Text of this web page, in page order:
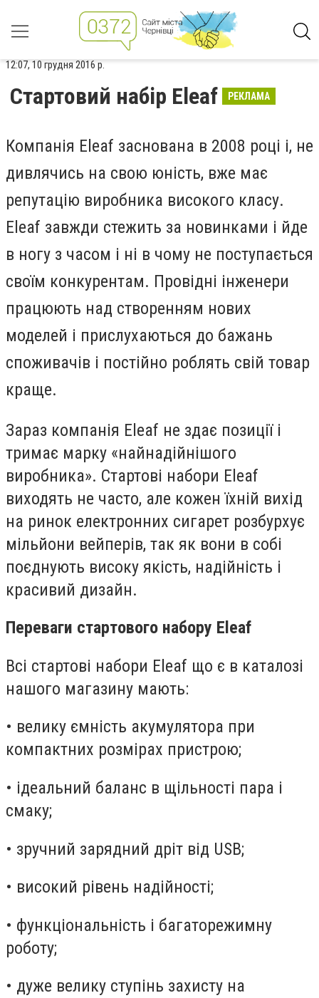
12:07, 10 грудня 2016 р.
Стартовий набір Eleaf РЕКЛАМА
Компанія Eleaf заснована в 2008 році і, не
дивлячись на свою юність, вже має
репутацію виробника високого класу.
Eleaf завжди стежить за новинками і йде
в ногу з часом і ні в чому не поступається
своїм конкурентам. Провідні інженери
працюють над створенням нових
моделей і прислухаються до бажань
споживачів і постійно роблять свій товар
краще.
Зараз компанія Eleaf не здає позиції і
тримає марку «найнадійнішого
виробника». Стартові набори Eleaf
виходять не часто, але кожен їхній вихід
на ринок електронних сигарет розбурхує
мільйони вейперів, так як вони в собі
поєднують високу якість, надійність і
красивий дизайн.
Переваги стартового набору Eleaf
Всі стартові набори Eleaf що є в каталозі
нашого магазину мають:
• велику ємність акумулятора при
компактних розмірах пристрою;
• ідеальний баланс в щільності пара і
смаку;
• зручний зарядний дріт від USB;
• високий рівень надійності;
• функціональність і багаторежимну
роботу;
• дуже велику ступінь захисту на